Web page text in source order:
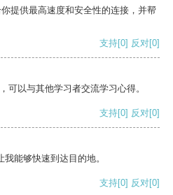
提供最高速度和安全性的连接，并帮
支持[0] 反对[0]
可以与其他学习者交流学习心得。
支持[0] 反对[0]
能够快速到达目的地。
支持[0] 反对[0]